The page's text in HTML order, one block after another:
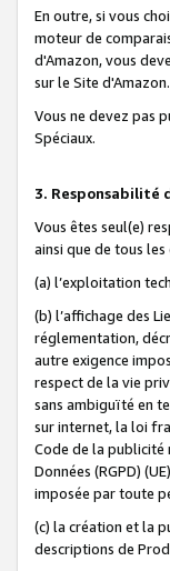
En outre, si vous
moteur de
d'Amazon, vous
sur le Site d'Amazon.
Vous ne devez pas
Spéciaux.
3. Responsabilité
Vous êtes seul(e)
ainsi que de tous
(a) l’exploitation
(b) l’affichage des
réglementation,
autre exigence
respect de la vie
sans ambiguïté en
sur internet, la loi
Code de la publicité
Données (RGPD)
imposée par toute
(c) la création et la
descriptions de